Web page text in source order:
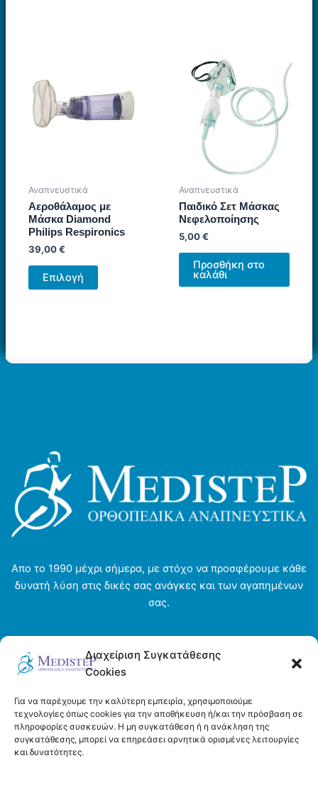
Διαχείριση Συγκατάθεσης
Cookies
Για να παρέχουμε την καλύτερη εμπειρία, χρησιμοποιούμε
τεχνολογίες όπως cookies για την αποθήκευση ή/και την πρόσβαση σε
πληροφορίες συσκευών. Η μη συγκατάθεση ή η ανάκληση της
συγκατάθεσης, μπορεί να επηρεάσει αρνητικά ορισμένες λειτουργίες
και δυνατότητες.
Αναπνευστικά
Αεροθάλαμος με
Μάσκα Diamond
Philips Respironics
39,00€
Επιλογή
Αυτό
το
σελίδα
του
προϊόντος
Αναπνευστικά
Παιδικό Σετ Μάσκας
Νεφελοποίησης
5,00€
Προσθήκη στο
καλάθι
Απο το 1990 μέχρι σήμερα, με στόχο να προσφέρουμε κάθε
δυνατή λύση στις δικές σας ανάγκες και των αγαπημένων
σας.
Ενοικιάσεις
Τρόποι πληρωμής και αποστολής
Όροι και προϋποθέσεις
Πολιτική απορρήτου
Πολιτική Cookies (ΕΕ)